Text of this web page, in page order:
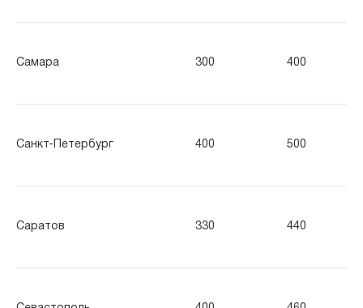
Самара 300 400
Санкт-Петербург 400 500
Саратов 330 440